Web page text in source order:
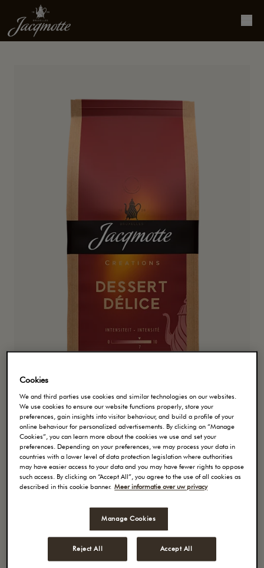
Koffiebonen
DESSERT DÉLICE
Jacqmotte Dessert Délice is gecreëerd met
koffiebonen die op de hoogvlakten van de allerbeste
goudbruin gebrand zodat hun fruitige toetsen en
rijke smaken tot hun recht komen. Jacqmotte
Dessert Délice is een evenwichtige koffie met een
vleugje karakter.
Cookies
We and third parties use cookies and similar technologies on our websites.
We use cookies to ensure our website functions properly, store your
preferences, gain insights into visitor behaviour, and build a profile of your
online behaviour for personalized advertisements. By clicking on “Manage
Cookies”, you can learn more about the cookies we use and set your
preferences. Depending on your preferences, we may process your data in
countries with a lower level of data protection legislation where authorities
may have easier access to your data and you may have fewer rights to oppose
such access. By clicking on “Accept All”, you agree to the use of all cookies as
described in this cookie banner. Meer informatie over uw privacy
Manage Cookies
Reject All Accept All